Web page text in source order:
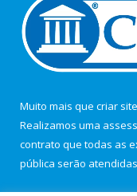
Muito mais que criar site
Realizamos uma
contrato que todas as
pública serão